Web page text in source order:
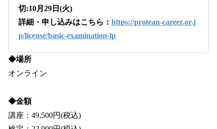
切:10月29日(火)
詳細・申し込みはこちら： https://protean-career.or.j
p/license/basic-examination-lp
◆場所
オンライン
◆金額
講座：49,500円(税込)